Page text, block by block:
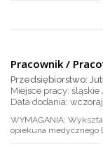
Pracownik /
Przedsiębiorstwo:
Miejsce pracy:
wczoraj
WYMAGANIA:
opiekuna medycznego